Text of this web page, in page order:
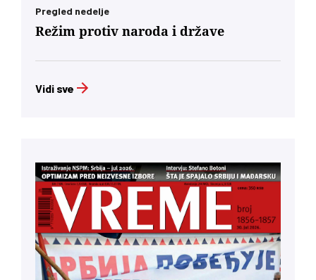
Pregled nedelje
Režim protiv naroda i države
Vidi sve